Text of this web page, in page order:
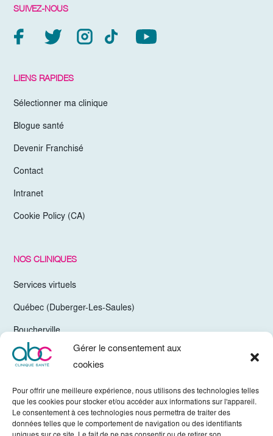
Gérer le consentement aux
cookies
Pour offrir une meilleure expérience, nous utilisons des technologies telles
que les cookies pour stocker et/ou accéder aux informations sur l'appareil.
Le consentement à ces technologies nous permettra de traiter des
données telles que le comportement de navigation ou des identifiants
SUIVEZ-NOUS
LIENS RAPIDES
Sélectionner ma clinique
Blogue santé
Devenir Franchisé
Contact
Intranet
Cookie Policy (CA)
NOS CLINIQUES
Services virtuels
Québec (Duberger-Les-Saules)
Boucherville
Trois-Rivières
Valleyfield
Mirabel